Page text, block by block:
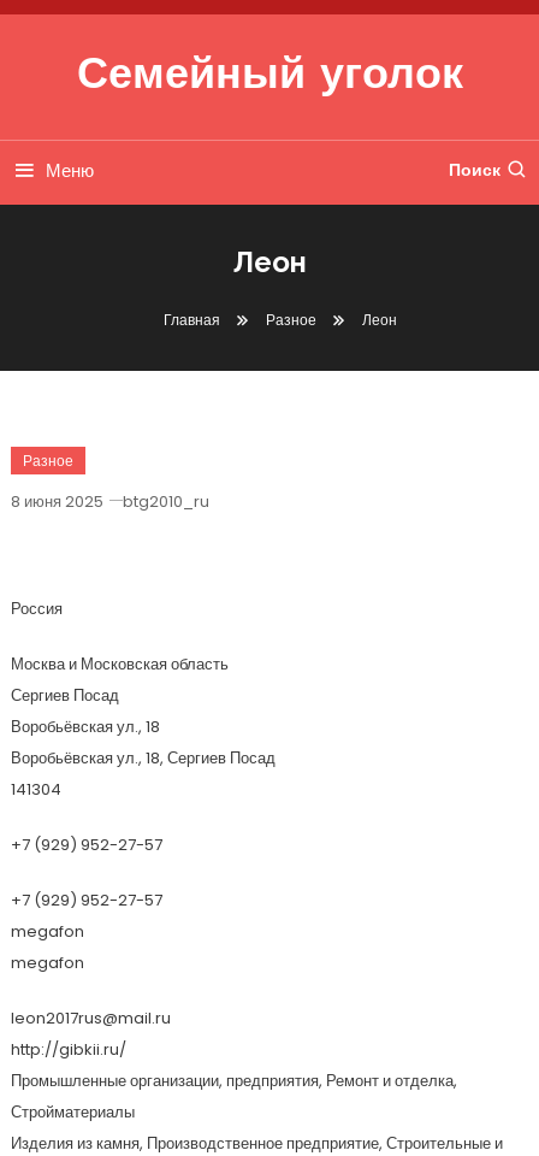
Перейти к содержимому
Семейный уголок
Меню Поиск
Леон
Главная Разное Леон
Разное
8 июня 2025 btg2010_ru
Россия
Москва и Московская область
Сергиев Посад
Воробьёвская ул., 18
Воробьёвская ул., 18, Сергиев Посад
141304
+7 (929) 952-27-57
+7 (929) 952-27-57
megafon
megafon
leon2017rus@mail.ru
http://gibkii.ru/
Промышленные организации, предприятия, Ремонт и отделка,
Стройматериалы
Изделия из камня, Производственное предприятие, Строительные и